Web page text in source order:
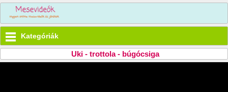
Kategóriák
Uki - trottola - búgócsiga